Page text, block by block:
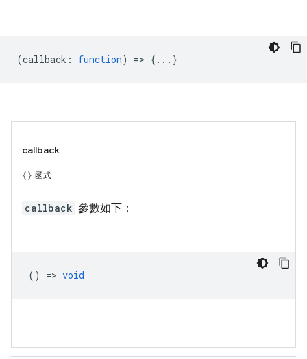
(callback : function) => {...}
callback
函式
callback 參數如下：
() => void